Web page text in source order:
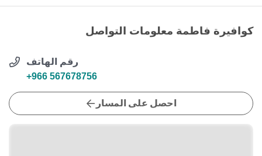
كوافيرة فاطمة معلومات التواصل
رقم الهاتف
+966 567678756
احصل على المسار